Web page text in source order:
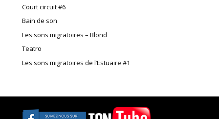
Court circuit #6
Bain de son
Les sons migratoires – Blond
Teatro
Les sons migratoires de l’Estuaire #1